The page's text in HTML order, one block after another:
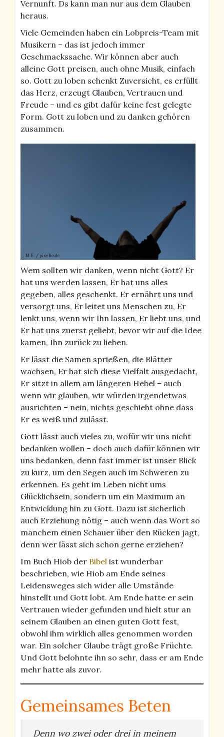
Vernunft. Ds kann man nur aus dem Glauben
heraus.
Viele Gemeinden haben ein Lobpreis-Team mit
Musikern – das ist jedoch immer
Geschmackssache. Wir können aber auch
alleine Gott preisen, auch ohne Musik, einfach
so. Gott zu loben schenkt Zuversicht, es erfüllt
das Herz, erzeugt Glauben, Vertrauen und
Freude – und es gibt dafür keine fest gelegte
Form. Gott zu loben und zu danken gehören
zusammen.
M.E. / pixelio.de
Wem sollten wir danken, wenn nicht Gott? Er
hat uns werden lassen, Er hat uns alles
gegeben, alles geschenkt. Er ernährt uns und
versorgt uns, Er leitet uns Menschen zu, Er
lenkt uns, wenn wir Ihn lassen, Er liebt uns, und
Er hat uns zuerst geliebt, bevor wir auf die Idee
kamen, Ihn zurück zu lieben.
Er lässt die Samen sprießen, die Blätter
wachsen, Er hat sich diese Vielfalt ausgedacht,
Er sitzt in allem am längeren Hebel – auch
wenn wir glauben, wir würden irgendetwas
ausrichten – nein, nichts geschieht ohne dass
Er es weiß und zulässt.
Gott lässt auch vieles zu, wofür wir uns nicht
bedanken wollen – doch auch dafür können wir
uns bedanken, denn fast immer ist unser Blick
zu kurz, um den Segen auch im Schweren zu
erkennen. Es geht im Leben nicht ums
Glücklichsein, sondern um ein Maximum an
Entwicklung hin zu Gott. Dazu ist sicherlich
auch Erziehung nötig – auch wenn das Wort so
manchem einen Schauer über den Rücken jagt,
denn wer lässt sich schon gerne erziehen?
Im Buch Hiob der Bibel ist wunderbar
beschrieben, wie Hiob am Ende seines
Leidensweges sich wider alle Umstände
hinstellt und Gott lobt. Am Ende hatte er sein
Vertrauen wieder gefunden und hielt stur an
seinem Glauben an einen guten Gott fest,
obwohl ihm wirklich alles genommen worden
war. Ein solcher Glaube trägt große Früchte.
Und Gott belohnte ihn so sehr, dass er am Ende
mehr hatte als zuvor.
Gemeinsames Beten
Denn wo zwei oder drei in meinem